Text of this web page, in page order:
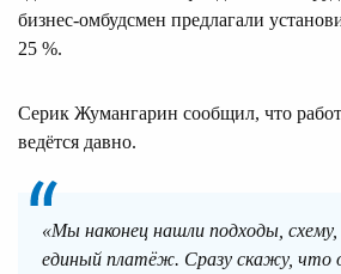
бизнес‑омбудсмен предлагали
25 %.
Серик Жумангарин сообщил, что
ведётся давно.
«Мы наконец нашли подходы, схему,
единый платёж. Сразу скажу, что